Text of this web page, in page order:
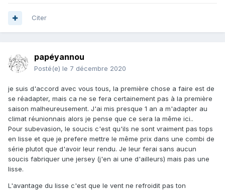
Citer
papéyannou
Posté(e) le 7 décembre 2020
je suis d'accord avec vous tous, la première chose a faire est de
se réadapter, mais ca ne se fera certainement pas à la première
saison malheureusement. J'ai mis presque 1 an a m'adapter au
climat réunionnais alors je pense que ce sera la même ici..
Pour subevasion, le soucis c'est qu'ils ne sont vraiment pas tops
en lisse et que je prefere mettre le même prix dans une combi de
série plutot que d'avoir leur rendu. Je leur ferai sans aucun
soucis fabriquer une jersey (j'en ai une d'ailleurs) mais pas une
lisse.
L'avantage du lisse c'est que le vent ne refroidit pas ton